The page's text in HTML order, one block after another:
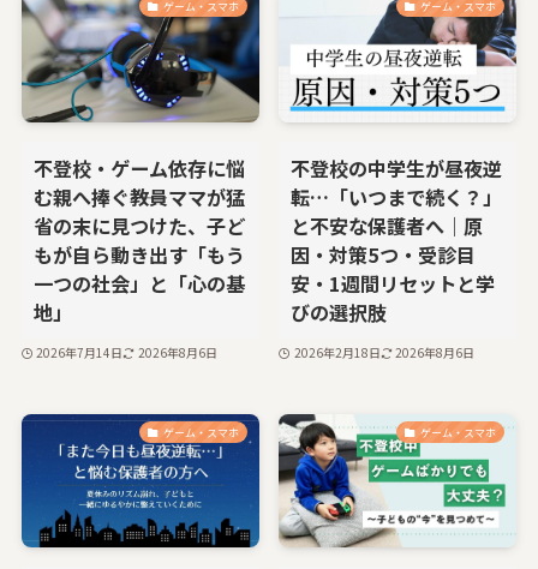
ゲーム・スマホ
不登校・ゲーム依存に悩
む親へ捧ぐ――教員ママが猛
省の末に見つけた、子ど
もが自ら動き出す「もう
一つの社会」と「心の基
地」
2026年7月14日 2026年8月6日
ゲーム・スマホ
不登校の中学生が昼夜逆
転…「いつまで続く？」
と不安な保護者へ｜原
因・対策5つ・受診目
安・1週間リセットと学
びの選択肢
2026年2月18日 2026年8月6日
ゲーム・スマホ ゲーム・スマホ